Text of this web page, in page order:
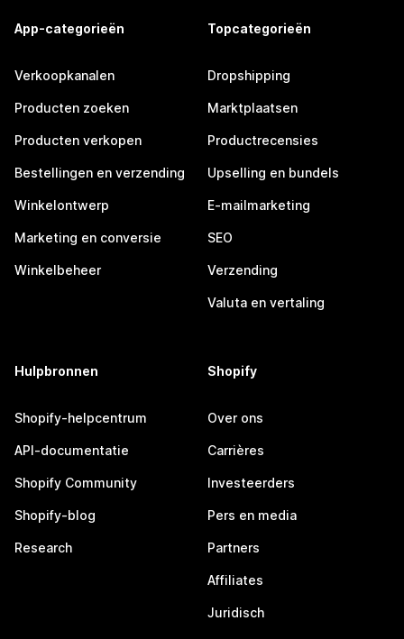
App-categorieën
Verkoopkanalen
Producten zoeken
Producten verkopen
Bestellingen en verzending
Winkelontwerp
Marketing en conversie
Winkelbeheer
Topcategorieën
Dropshipping
Marktplaatsen
Productrecensies
Upselling en bundels
E-mailmarketing
SEO
Verzending
Valuta en vertaling
Hulpbronnen
Shopify-helpcentrum
API-documentatie
Shopify Community
Shopify-blog
Research
Shopify
Over ons
Carrières
Investeerders
Pers en media
Partners
Affiliates
Juridisch